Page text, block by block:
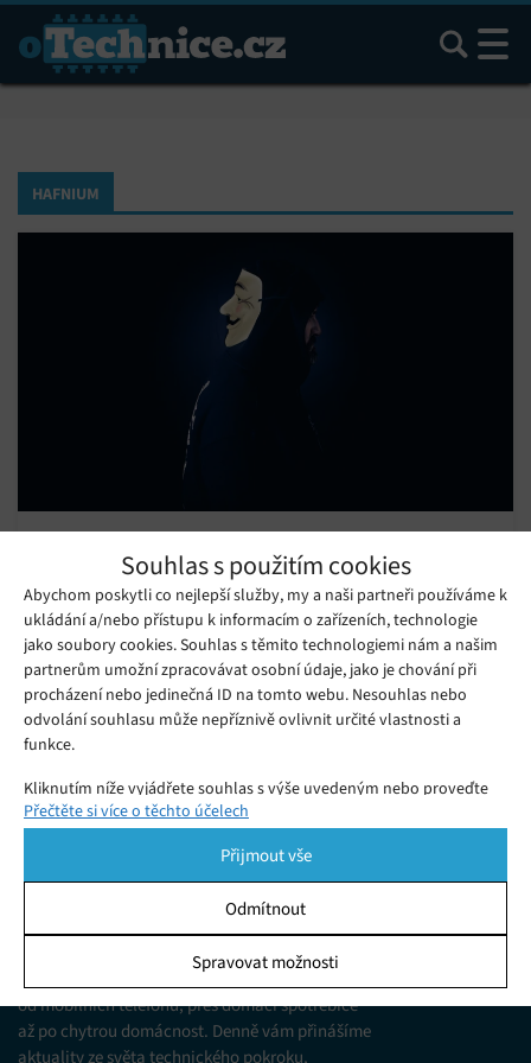
Souhlas s použitím cookies
Abychom poskytli co nejlepší služby, my a naši partneři používáme k
ukládání a/nebo přístupu k informacím o zařízeních, technologie
jako soubory cookies. Souhlas s těmito technologiemi nám a našim
partnerům umožní zpracovávat osobní údaje, jako je chování při
procházení nebo jedinečná ID na tomto webu. Nesouhlas nebo
odvolání souhlasu může nepříznivě ovlivnit určité vlastnosti a
funkce.
Kliknutím níže vyjádřete souhlas s výše uvedeným nebo proveďte
podrobnější rozhodnutí. Vaše volby budou použity pouze na tomto
pomocí přepínačů v Zásadách cookies nebo kliknutím na tlačítko
Spravovat souhlas ve spodní části obrazovky.
Ukládání a/nebo přístup k informacím v zařízení, Porozumění
publiku prostřednictvím statistik nebo kombinací údajů z
různých zdrojů.
Přečtěte si více o těchto účelech
Přijmout vše
Odmítnout
Spravovat možnosti
Hledat
HAFNIUM
hackerů zároveň
Pondělí 15. 03. 2021 Redakce
O tom, že e-mailová služba Microsoft Exchange není právě
nejbezpečnější, se spekuluje v poslední době poměrně často.
Jsme web zajímající se o technologické novinky
od mobilních telefonů, přes domácí spotřebiče
až po chytrou domácnost. Denně vám přinášíme
aktuality ze světa technického pokroku,